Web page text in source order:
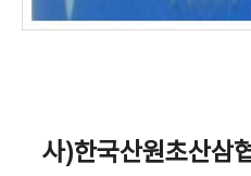
사)한국산원초산삼